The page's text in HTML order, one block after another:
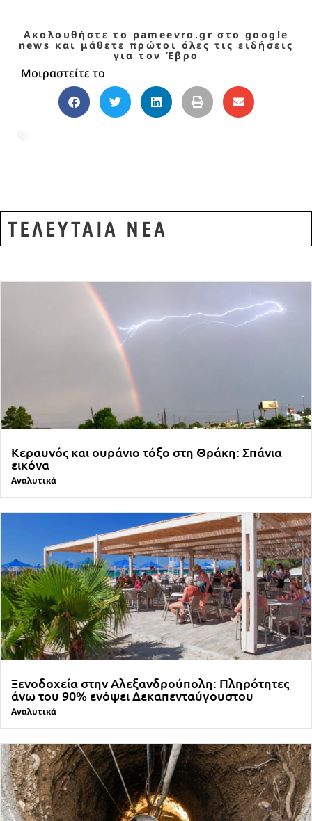
Ακολουθήστε το pameevro.gr στο google
news και μάθετε πρώτοι όλες τις ειδήσεις
για τον Έβρο
Μοιραστείτε το
ΤΕΛΕΥΤΑΙΑ ΝΕΑ
Κεραυνός και ουράνιο τόξο στη Θράκη: Σπάνια
εικόνα
Αναλυτικά
Ξενοδοχεία στην Αλεξανδρούπολη: Πληρότητες
άνω του 90% ενόψει Δεκαπενταύγουστου
Αναλυτικά